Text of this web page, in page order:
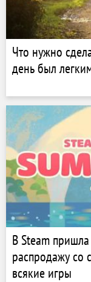
Что нужно
день был
В Steam
распродажу со
всякие игры